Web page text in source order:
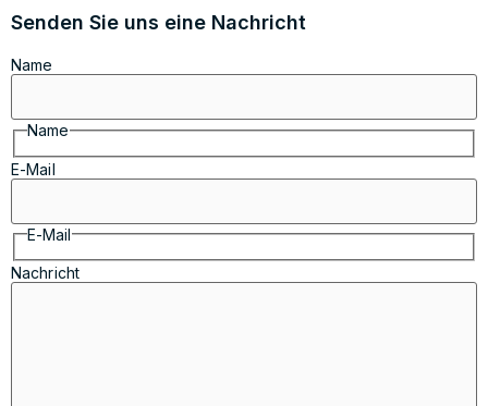
Senden Sie uns eine Nachricht
Name
Name
E-Mail
E-Mail
Nachricht